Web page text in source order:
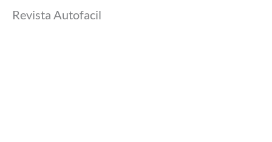
Revista Autofacil